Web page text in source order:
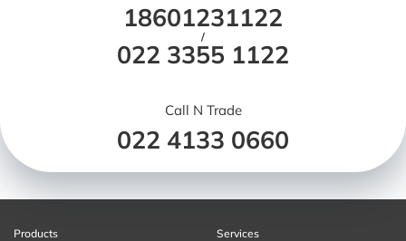
18601231122
/
022 3355 1122
Call N Trade
022 4133 0660
Products
Services